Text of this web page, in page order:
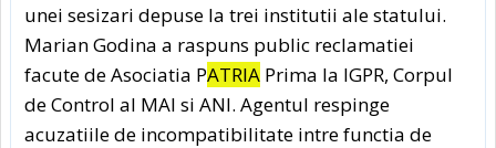
unei sesizari depuse la trei institutii ale statului.
Marian Godina a raspuns public reclamatiei
facute de Asociatia PATRIA Prima la IGPR, Corpul
de Control al MAI si ANI. Agentul respinge
acuzatiile de incompatibilitate intre functia de